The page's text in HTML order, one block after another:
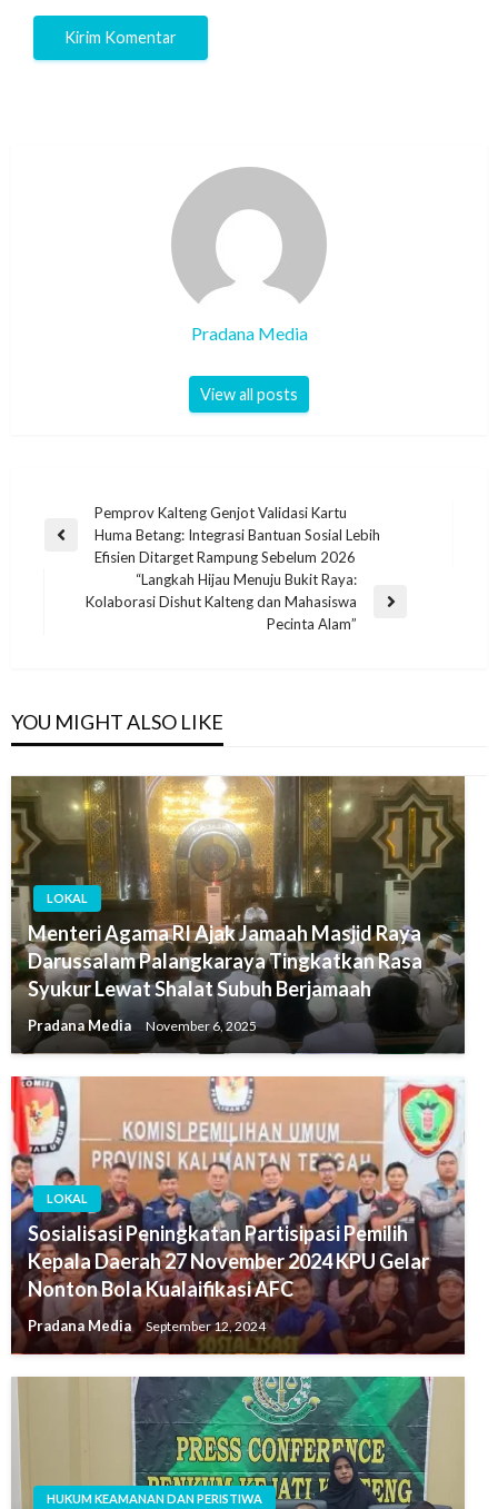
Pradana Media
View all posts
Pemprov Kalteng Genjot Validasi Kartu
Huma Betang: Integrasi Bantuan Sosial Lebih
Efisien Ditarget Rampung Sebelum 2026
“Langkah Hijau Menuju Bukit Raya:
Kolaborasi Dishut Kalteng dan Mahasiswa
Pecinta Alam”
YOU MIGHT ALSO LIKE
LOKAL
Menteri Agama RI Ajak Jamaah Masjid Raya
Darussalam Palangkaraya Tingkatkan Rasa
Syukur Lewat Shalat Subuh Berjamaah
Pradana Media November 6, 2025
LOKAL
Sosialisasi Peningkatan Partisipasi Pemilih
Kepala Daerah 27 November 2024 KPU Gelar
Nonton Bola Kualaifikasi AFC
Pradana Media September 12, 2024
HUKUM KEAMANAN DAN PERISTIWA